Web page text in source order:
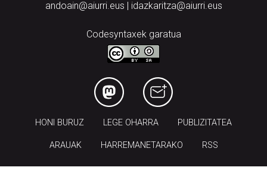
andoain@aiurri.eus | idazkaritza@aiurri.eus
Codesyntaxek garatua
HONI BURUZ LEGE OHARRA PUBLIZITATEA
ARAUAK HARREMANETARAKO RSS